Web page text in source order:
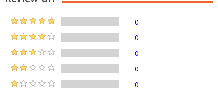
0
0
0
0
0